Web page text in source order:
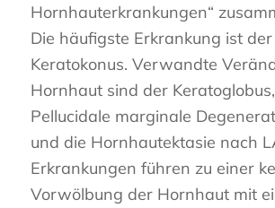
Hornhauterkrankungen“
Die häufigste Erkrankung ist der
Keratokonus. Verwandte
Hornhaut sind der
Pellucidale marginale
und die Hornhautektasie nach
Erkrankungen führen zu einer
Vorwölbung der Hornhaut mit